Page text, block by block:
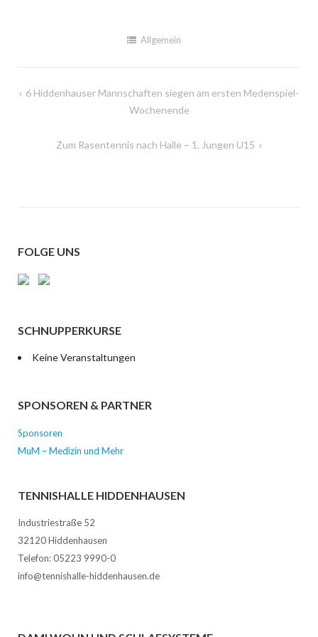
Allgemein
Beitragsnavigation
6 Hiddenhauser Mannschaften siegen am ersten Medenspiel-
Wochenende
Zum Rasentennis nach Halle – 1. Jungen U15
FOLGE UNS
SCHNUPPERKURSE
Keine Veranstaltungen
SPONSOREN & PARTNER
Sponsoren
MuM – Medizin und Mehr
TENNISHALLE HIDDENHAUSEN
Industriestraße 52
32120 Hiddenhausen
Telefon: 05223 9990-0
info@tennishalle-hiddenhausen.de